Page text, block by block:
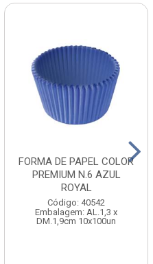
FORMA DE PAPEL COLOR
PREMIUM N.6 AZUL
ROYAL
Código: 40542
Embalagem: AL.1,3 x
DM.1,9cm 10x100un